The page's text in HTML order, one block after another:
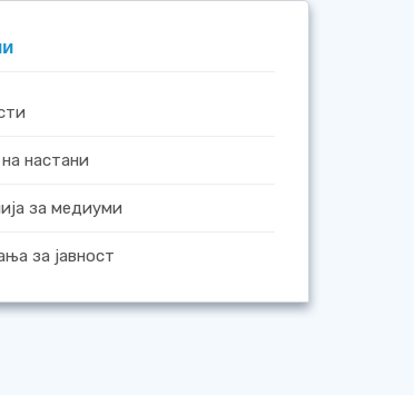
настани
за медиуми
за јавност